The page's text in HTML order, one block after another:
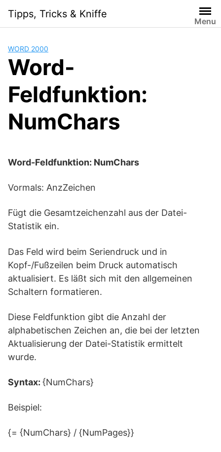
content
Tipps, Tricks & Kniffe
Menu
WORD 2000
Word-
Feldfunktion:
NumChars
Word-Feldfunktion: NumChars
Vormals: AnzZeichen
Fügt die Gesamtzeichenzahl aus der Datei-
Statistik ein.
Das Feld wird beim Seriendruck und in
Kopf-/Fußzeilen beim Druck automatisch
aktualisiert. Es läßt sich mit den allgemeinen
Schaltern formatieren.
Diese Feldfunktion gibt die Anzahl der
alphabetischen Zeichen an, die bei der letzten
Aktualisierung der Datei-Statistik ermittelt
wurde.
Syntax: {NumChars}
Beispiel:
{= {NumChars} / {NumPages}}